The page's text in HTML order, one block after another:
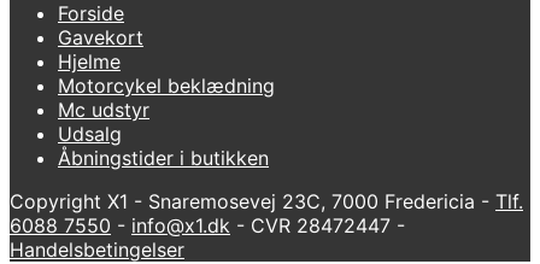
Forside
Gavekort
Hjelme
Motorcykel beklædning
Mc udstyr
Udsalg
Åbningstider i butikken
Copyright X1 - Snaremosevej 23C, 7000 Fredericia - Tlf.
6088 7550 - info@x1.dk - CVR 28472447 -
Handelsbetingelser